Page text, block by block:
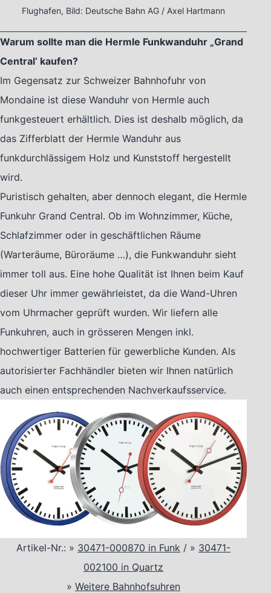
Flughafen, Bild: Deutsche Bahn AG / Axel Hartmann
Warum sollte man die Hermle Funkwanduhr „Grand
Central‘ kaufen?
Im Gegensatz zur Schweizer Bahnhofuhr von
Mondaine ist diese Wanduhr von Hermle auch
funkgesteuert erhältlich. Dies ist deshalb möglich, da
das Zifferblatt der Hermle Wanduhr aus
funkdurchlässigem Holz und Kunststoff hergestellt
wird.
Puristisch gehalten, aber dennoch elegant, die Hermle
Funkuhr Grand Central. Ob im Wohnzimmer, Küche,
Schlafzimmer oder in geschäftlichen Räume
(Warteräume, Büroräume …), die Funkwanduhr sieht
immer toll aus. Eine hohe Qualität ist Ihnen beim Kauf
dieser Uhr immer gewährleistet, da die Wand-Uhren
vom Uhrmacher geprüft wurden. Wir liefern alle
Funkuhren, auch in grösseren Mengen inkl.
hochwertiger Batterien für gewerbliche Kunden. Als
autorisierter Fachhändler bieten wir Ihnen natürlich
auch einen entsprechenden Nachverkaufsservice.
Artikel-Nr.: » 30471-000870 in Funk / » 30471-
002100 in Quartz
» Weitere Bahnhofsuhren